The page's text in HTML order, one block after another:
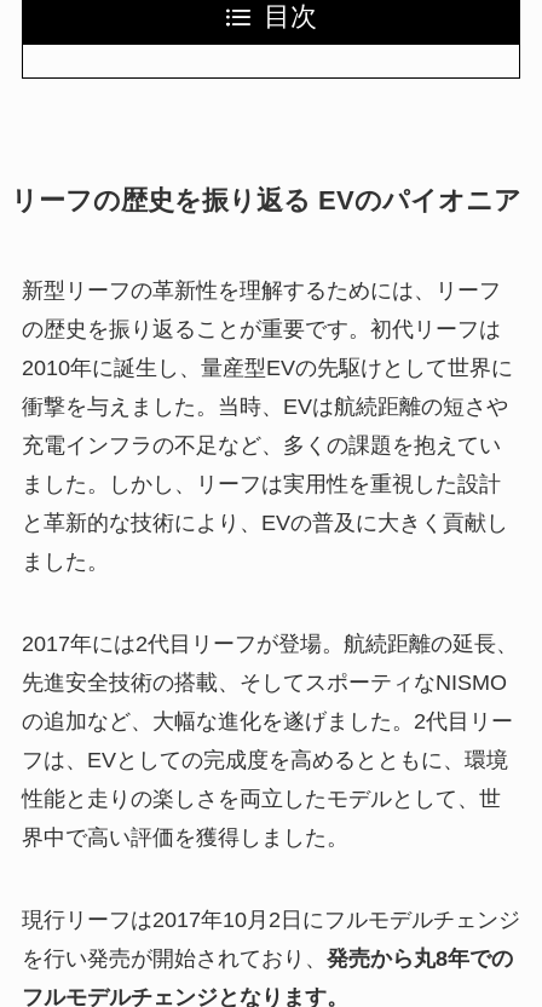
目次
リーフの歴史を振り返る EVのパイオニア
新型リーフの革新性を理解するためには、リーフ
の歴史を振り返ることが重要です。初代リーフは
2010年に誕生し、量産型EVの先駆けとして世界に
衝撃を与えました。当時、EVは航続距離の短さや
充電インフラの不足など、多くの課題を抱えてい
ました。しかし、リーフは実用性を重視した設計
と革新的な技術により、EVの普及に大きく貢献し
ました。
2017年には2代目リーフが登場。航続距離の延長、
先進安全技術の搭載、そしてスポーティなNISMO
の追加など、大幅な進化を遂げました。2代目リー
フは、EVとしての完成度を高めるとともに、環境
性能と走りの楽しさを両立したモデルとして、世
界中で高い評価を獲得しました。
現行リーフは2017年10月2日にフルモデルチェンジ
を行い発売が開始されており、 発売から丸8年での
フルモデルチェンジとなります。